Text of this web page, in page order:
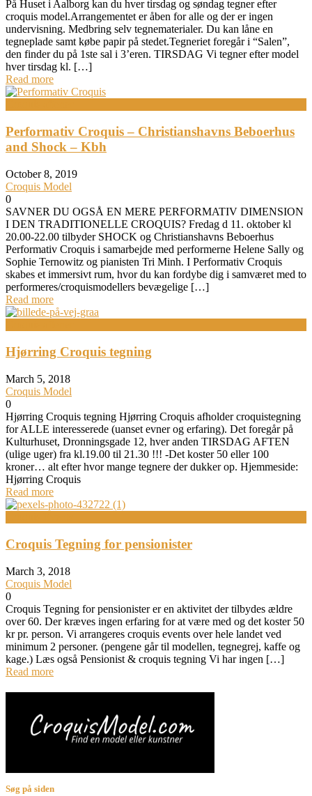
På Huset i Aalborg kan du hver tirsdag og søndag tegner efter
croquis model.Arrangementet er åben for alle og der er ingen
undervisning. Medbring selv tegnematerialer. Du kan låne en
tegneplade samt købe papir på stedet.Tegneriet foregår i “Salen”,
den finder du på 1ste sal i 3’eren. TIRSDAG Vi tegner efter model
hver tirsdag kl. […]
Read more
Performativ Croquis – Christianshavns Beboerhus
and Shock – Kbh
October 8, 2019
Croquis Model
0
SAVNER DU OGSÅ EN MERE PERFORMATIV DIMENSION
I DEN TRADITIONELLE CROQUIS? Fredag d 11. oktober kl
20.00-22.00 tilbyder SHOCK og Christianshavns Beboerhus
Performativ Croquis i samarbejde med performerne Helene Sally og
Sophie Ternowitz og pianisten Tri Minh. I Performativ Croquis
skabes et immersivt rum, hvor du kan fordybe dig i samværet med to
performeres/croquismodellers bevægelige […]
Read more
Hjørring Croquis tegning
March 5, 2018
Croquis Model
0
Hjørring Croquis tegning Hjørring Croquis afholder croquistegning
for ALLE interesserede (uanset evner og erfaring). Det foregår på
Kulturhuset, Dronningsgade 12, hver anden TIRSDAG AFTEN
(ulige uger) fra kl.19.00 til 21.30 !!! -Det koster 50 eller 100
kroner… alt efter hvor mange tegnere der dukker op. Hjemmeside:
Hjørring Croquis
Read more
Croquis Tegning for pensionister
March 3, 2018
Croquis Model
0
Croquis Tegning for pensionister er en aktivitet der tilbydes ældre
over 60. Der kræves ingen erfaring for at være med og det koster 50
kr pr. person. Vi arrangeres croquis events over hele landet ved
minimum 2 personer. (pengene går til modellen, tegnegrej, kaffe og
kage.) Læs også Pensionist & croquis tegning Vi har ingen […]
Read more
Søg på siden